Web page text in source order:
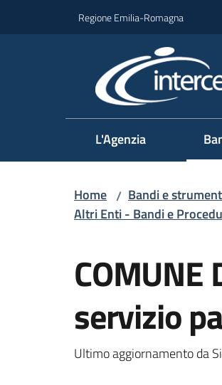
Regione Emilia-Romagna
L'Agenzia
Home / Bandi e
Altri Enti - Bandi e
COMUNE
servizio
Ultimo aggiornamento da